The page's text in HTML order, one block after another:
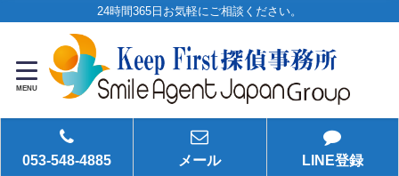
24時間365日お気軽にご相談ください。
MENU
053-548-4885 メール LINE登録